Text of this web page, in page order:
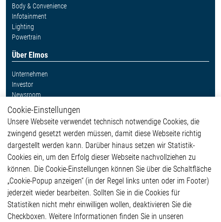
Body & Convenience
Infotainment
Lighting
Powertrain
Über Elmos
Unternehmen
Investor
Newsroom
Weitere Links
Glossar
Kontakt
Hinweisgeberschutzsystem
Impressum
Datenschutzerklärung
Cookie-Popup anzeigen
Cookie-Einstellungen
Unsere Webseite verwendet technisch notwendige Cookies, die
zwingend gesetzt werden müssen, damit diese Webseite richtig
dargestellt werden kann. Darüber hinaus setzen wir Statistik-
Cookies ein, um den Erfolg dieser Webseite nachvollziehen zu
können. Die Cookie-Einstellungen können Sie über die Schaltfläche
„Cookie-Popup anzeigen“ (in der Regel links unten oder im Footer)
jederzeit wieder bearbeiten. Sollten Sie in die Cookies für
Statistiken nicht mehr einwilligen wollen, deaktivieren Sie die
Checkboxen. Weitere Informationen finden Sie in unseren